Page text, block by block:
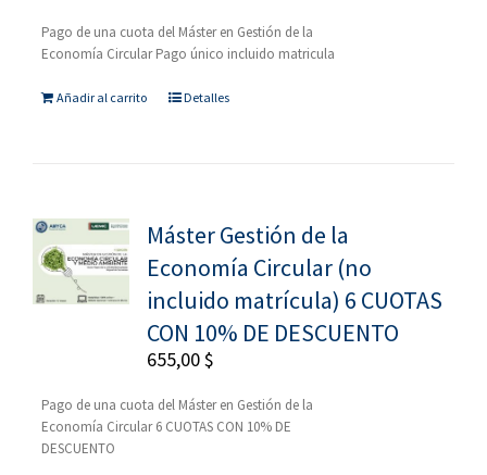
Pago de una cuota del Máster en Gestión de la
Economía Circular Pago único incluido matricula
Añadir al carrito Detalles
Máster Gestión de la
Economía Circular (no
incluido matrícula) 6 CUOTAS
CON 10% DE DESCUENTO
655,00$
Pago de una cuota del Máster en Gestión de la
Economía Circular 6 CUOTAS CON 10% DE
DESCUENTO